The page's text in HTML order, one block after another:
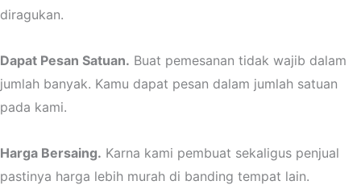
diragukan.
Dapat Pesan Satuan. Buat pemesanan tidak wajib dalam
jumlah banyak. Kamu dapat pesan dalam jumlah satuan
pada kami.
Harga Bersaing. Karna kami pembuat sekaligus penjual
pastinya harga lebih murah di banding tempat lain.